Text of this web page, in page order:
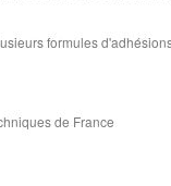
formules
de France